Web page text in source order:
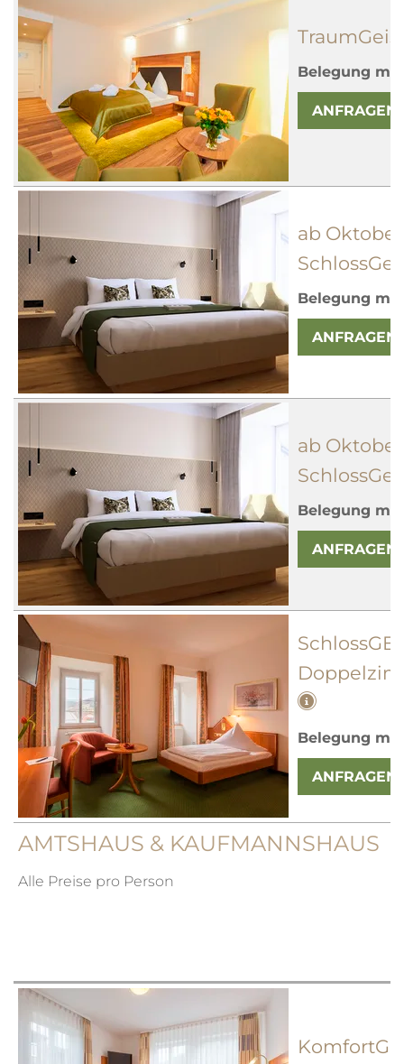
Belegung mit
ANFRAGEN
ab
Belegung mit
ANFRAGEN
ab
Belegung mit
ANFRAGEN
Belegung mit
ANFRAGEN
AMTSHAUS & KAUFMANNSHAUS
Alle Preise pro Person